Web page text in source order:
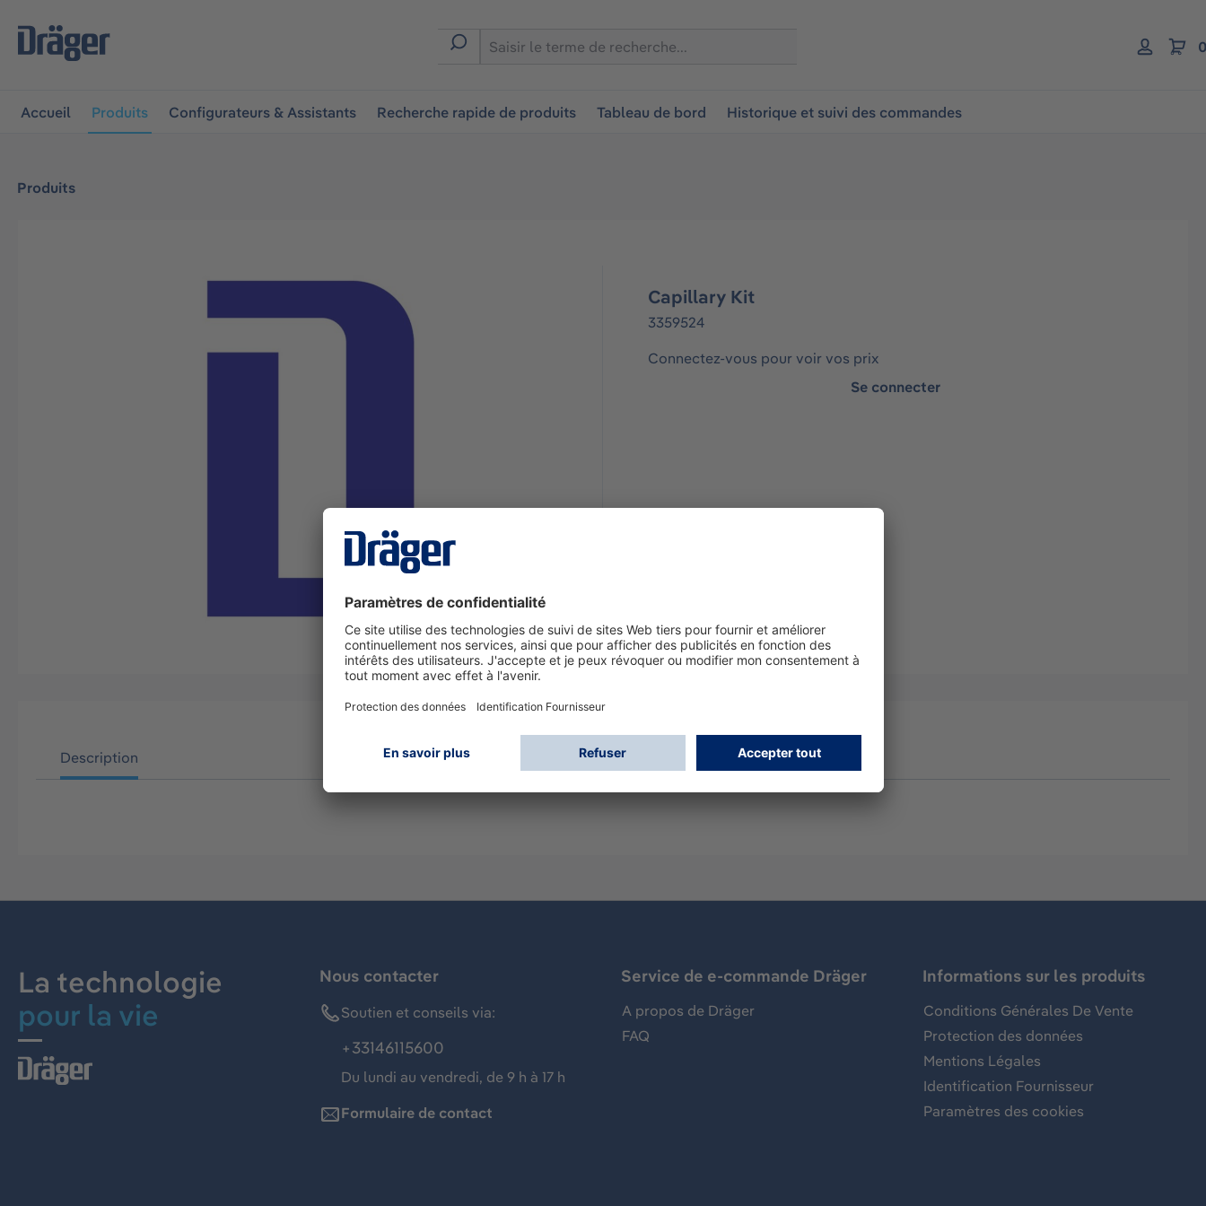
à la navigation principale
Accueil Produits Configurateurs & Assistants Recherche rapide de produits Tableau de bord Historique et suivi des commandes
Produits
Capillary Kit
3359524
Connectez-vous pour voir vos prix
Se connecter
Description
La technologie
pour la vie
Nous contacter
Soutien et conseils via:
+33146115600
Du lundi au vendredi, de 9 h à 17 h
Formulaire de contact
Service de e-commande Dräger
A propos de Dräger
FAQ
Informations sur les produits
Conditions Générales De Vente
Protection des données
Mentions Légales
Identification Fournisseur
Paramètres des cookies